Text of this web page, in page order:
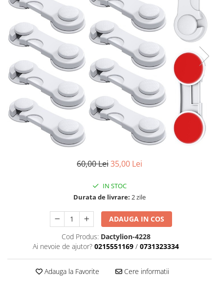
60,00 Lei35,00 Lei
IN STOC
Durata de livrare: 2 zile
ADAUGA IN COS
Cod Produs: Dactylion-4228
Ai nevoie de ajutor? 0215551169 / 0731323334
Adauga la Favorite Cere informatii